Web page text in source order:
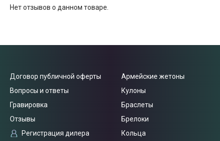
Нет отзывов о данном товаре.
Договор публичной оферты
Вопросы и ответы
Гравировка
Отзывы
Регистрация дилера
Армейские жетоны
Кулоны
Браслеты
Брелоки
Кольца